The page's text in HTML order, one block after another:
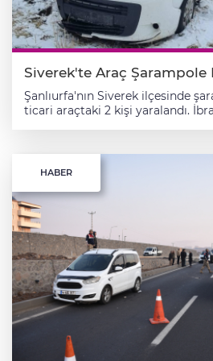
Siverek'te Araç Şarampole
Şanlıurfa'nın Siverek ilçesinde
ticari araçtaki 2 kişi yaralandı. İbrahim Halil Mozakcı
şarampole devrildi. Kazada sürücü ile Fatime Mozakcı
(59) yaralandı. Yaralılar, ambulanslarla Siverek Devlet
HABER